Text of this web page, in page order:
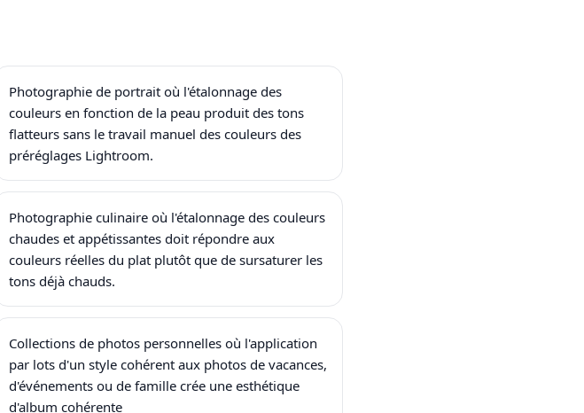
Photographie de portrait où l'étalonnage des
couleurs en fonction de la peau produit des tons
flatteurs sans le travail manuel des couleurs des
préréglages Lightroom.
Photographie culinaire où l'étalonnage des couleurs
chaudes et appétissantes doit répondre aux
couleurs réelles du plat plutôt que de sursaturer les
tons déjà chauds.
Collections de photos personnelles où l'application
par lots d'un style cohérent aux photos de vacances,
d'événements ou de famille crée une esthétique
d'album cohérente